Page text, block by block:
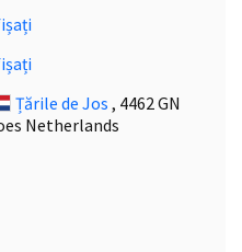
Țările de Jos , 4462 GN
Netherlands